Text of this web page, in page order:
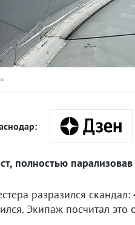
полностью
разразился
Экипаж посчитал